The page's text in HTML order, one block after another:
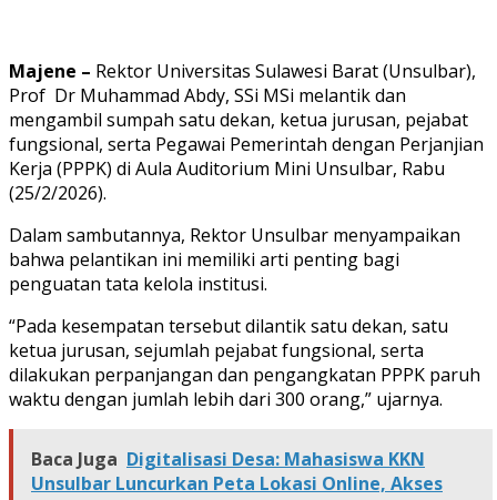
Majene – Rektor Universitas Sulawesi Barat (Unsulbar),
Prof Dr Muhammad Abdy, SSi MSi melantik dan
mengambil sumpah satu dekan, ketua jurusan, pejabat
fungsional, serta Pegawai Pemerintah dengan Perjanjian
Kerja (PPPK) di Aula Auditorium Mini Unsulbar, Rabu
(25/2/2026).
Dalam sambutannya, Rektor Unsulbar menyampaikan
bahwa pelantikan ini memiliki arti penting bagi
penguatan tata kelola institusi.
“Pada kesempatan tersebut dilantik satu dekan, satu
ketua jurusan, sejumlah pejabat fungsional, serta
dilakukan perpanjangan dan pengangkatan PPPK paruh
waktu dengan jumlah lebih dari 300 orang,” ujarnya.
Baca Juga Digitalisasi Desa: Mahasiswa KKN
Unsulbar Luncurkan Peta Lokasi Online, Akses